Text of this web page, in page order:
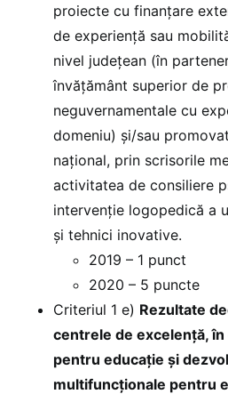
proiecte cu finanţare
de experienţă sau
nivel judeţean (în
învăţământ superior de
neguvernamentale cu
domeniu) şi/sau
naţional, prin scrisorile
activitatea de consiliere
intervenție logopedică a
şi tehnici inovative.
2019 – 1 punct
2020 – 5 puncte
Criteriul 1 e) Rezultate
centrele de excelenţă,
pentru educaţie şi
multifuncţionale pentru